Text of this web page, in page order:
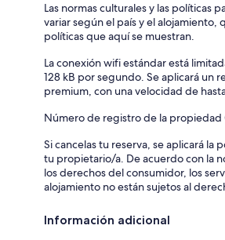
Las normas culturales y las políticas
variar según el país y el alojamiento,
políticas que aquí se muestran.
La conexión wifi estándar está
128 kB por segundo. Se aplicará un
premium, con una velocidad de
Número de registro de la propiedad
Si cancelas tu reserva, se aplicará la
tu propietario/a. De acuerdo con la
los derechos del consumidor, los
alojamiento no están sujetos al
Información adicional